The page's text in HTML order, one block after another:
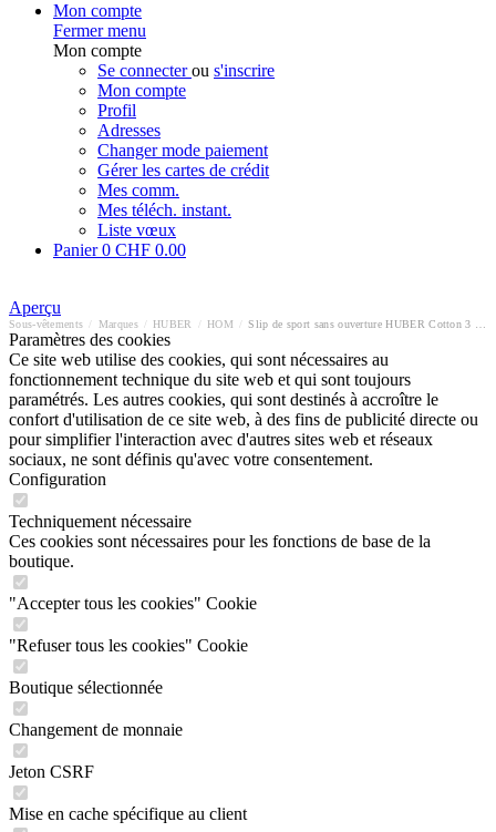
Mon compte
Fermer menu
Mon compte
Se connecterou s'inscrire
Mon compte
Profil
Adresses
Changer mode paiement
Gérer les cartes de crédit
Mes comm.
Mes téléch. instant.
Liste vœux
Panier0 CHF 0.00
Aperçu
Sous-vêtements Marques HUBER HOM
Paramètres des cookies
Ce site web utilise des cookies, qui sont nécessaires au
fonctionnement technique du site web et qui sont toujours
paramétrés. Les autres cookies, qui sont destinés à accroître le
confort d'utilisation de ce site web, à des fins de publicité directe ou
pour simplifier l'interaction avec d'autres sites web et réseaux
sociaux, ne sont définis qu'avec votre consentement.
Configuration
Techniquement nécessaire
Ces cookies sont nécessaires pour les fonctions de base de la
boutique.
"Accepter tous les cookies" Cookie
"Refuser tous les cookies" Cookie
Boutique sélectionnée
Changement de monnaie
Jeton CSRF
Mise en cache spécifique au client